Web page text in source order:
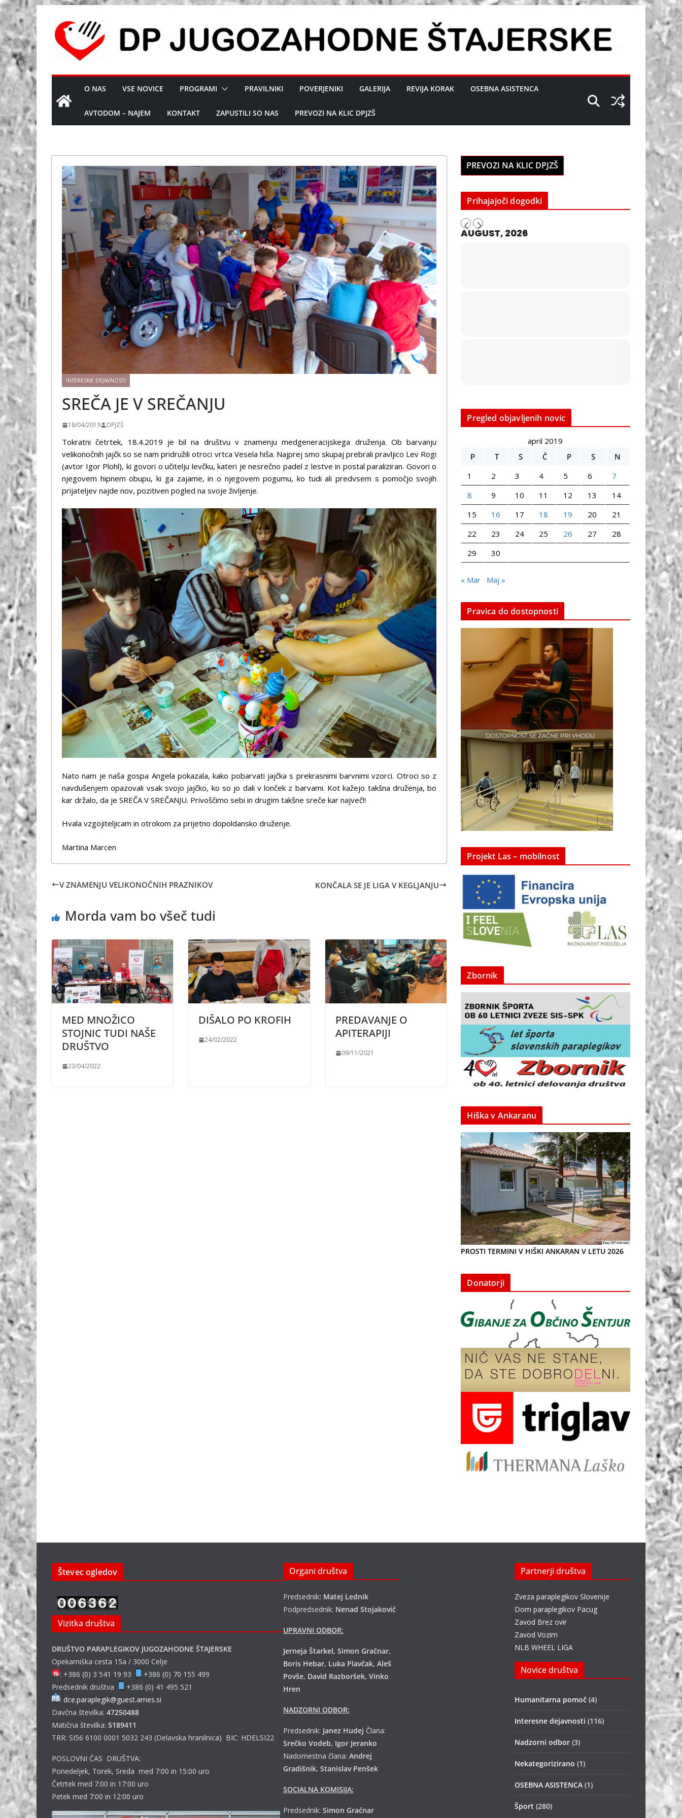
Skip
content
O NAS VSE NOVICE PROGRAMI PRAVILNIKI POVERJENIKI GALERIJA REVIJA KORAK OSEBNA ASISTENCA
AVTODOM – NAJEM KONTAKT ZAPUSTILI SO NAS PREVOZI NA KLIC DPJZŠ
INTERESNE DEJAVNOSTI
SREČA JE V SREČANJU
18/04/2019 DPJZŠ
Tokratni četrtek, 18.4.2019 je bil na društvu v znamenju medgeneracijskega druženja. Ob barvanju
velikonočnih jajčk so se nam pridružili otroci vrtca Vesela hiša. Najprej smo skupaj prebrali pravljico Lev Rogi
(avtor Igor Plohl), ki govori o učitelju levčku, kateri je nesrečno padel z lestve in postal paraliziran. Govori o
njegovem hipnem obupu, ki ga zajame, in o njegovem pogumu, ko tudi ali predvsem s pomočjo svojih
prijateljev najde nov, pozitiven pogled na svoje življenje.
Nato nam je naša gospa Angela pokazala, kako pobarvati jajčka s prekrasnimi barvnimi vzorci. Otroci so z
navdušenjem opazovali vsak svojo jajčko, ko so jo dali v lonček z barvami. Kot kažejo takšna druženja, bo
kar držalo, da je SREČA V SREČANJU. Privoščimo sebi in drugim takšne sreče kar največ!!
Hvala vzgojiteljicam in otrokom za prijetno dopoldansko druženje.
Martina Marcen
V ZNAMENJU VELIKONOČNIH PRAZNIKOV KONČALA SE JE LIGA V KEGLJANJU
Morda vam bo všeč tudi
MED MNOŽICO
STOJNIC TUDI NAŠE
DRUŠTVO
23/04/2022
DIŠALO PO KROFIH
24/02/2022
PREDAVANJE O
APITERAPIJI
09/11/2021
PREVOZI NA KLIC DPJZŠ
Prihajajoči dogodki
AUGUST, 2026
Pregled objavljenih novic
april 2019
P
T S Č P S
N
1
2 3 4 5 6
7
8
9 10 11 12 13
14
15
16 17 18 19 20
21
22
23 24 25 26 27
28
29
30
« Mar Maj »
Pravica do dostopnosti
Projekt Las – mobilnost
Zbornik
Hiška v Ankaranu
PROSTI TERMINI V HIŠKI ANKARAN V LETU 2026
Donatorji
Števec ogledov
Vizitka društva
DRUŠTVO PARAPLEGIKOV JUGOZAHODNE ŠTAJERSKE
Opekarniška cesta 15a / 3000 Celje
: +386 (0) 3 541 19 93
+386 (0) 70 155 499
Predsednik društva
+386 (0) 41 495 521
: dce.paraplegik@guest.arnes.si
Davčna številka: 47250488
Matična številka: 5189411
TRR: SI56 6100 0001 5032 243 (Delavska hranilnica) BIC: HDELSI22
POSLOVNI ČAS DRUŠTVA:
Ponedeljek, Torek, Sreda med 7:00 in 15:00 uro
Četrtek med 7:00 in 17:00 uro
Petek med 7:00 in 12:00 uro
Organi društva
Predsednik: Matej Lednik
Podpredsednik: Nenad Stojakovič
UPRAVNI ODBOR:
Jerneja Štarkel, Simon Gračnar,
Boris Hebar, Luka Plavčak, Aleš
Povše, David Razboršek, Vinko
Hren
NADZORNI ODBOR:
Predsednik: Janez Hudej Člana:
Srečko Vodeb, Igor Jeranko
Nadomestna člana: Andrej
Gradišnik, Stanislav Penšek
SOCIALNA KOMISIJA:
Predsednik: Simon Gračnar
Partnerji društva
Zveza paraplegikov Slovenije
Dom paraplegikov Pacug
Zavod Brez ovir
Zavod Vozim
NLB WHEEL LIGA
Novice društva
Humanitarna pomoč (4)
Interesne dejavnosti (116)
Nadzorni odbor (3)
Nekategorizirano (1)
OSEBNA ASISTENCA (1)
Šport (280)